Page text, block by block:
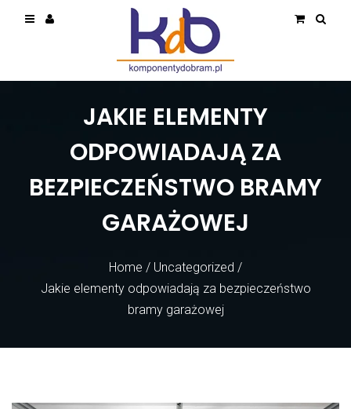
Home / Uncategorized /
Jakie elementy odpowiadają za bezpieczeństwo
bramy garażowej
JAKIE ELEMENTY
ODPOWIADAJĄ ZA
BEZPIECZEŃSTWO BRAMY
GARAŻOWEJ